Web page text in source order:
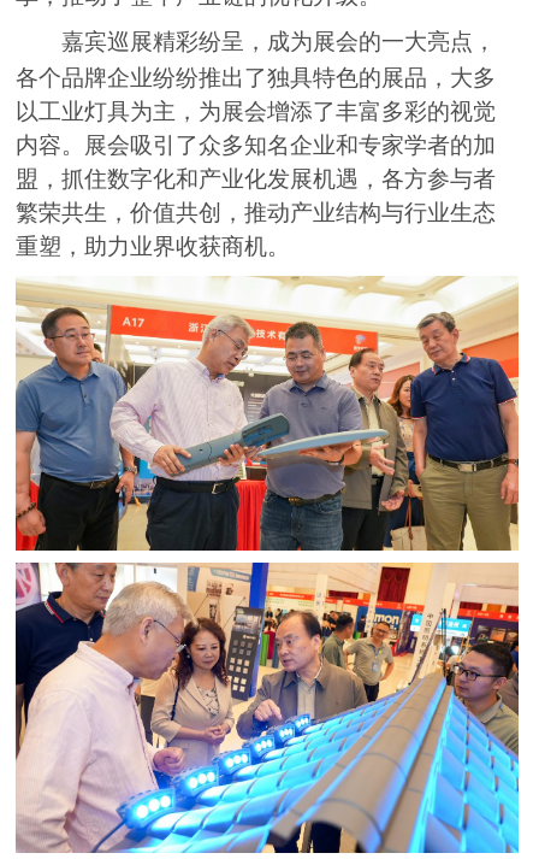
嘉宾巡展精彩纷呈，成为展会的一大亮点，
各个品牌企业纷纷推出了独具特色的展品，大多
以工业灯具为主，为展会增添了丰富多彩的视觉
内容。展会吸引了众多知名企业和专家学者的加
盟，抓住数字化和产业化发展机遇，各方参与者
繁荣共生，价值共创，推动产业结构与行业生态
重塑，助力业界收获商机。